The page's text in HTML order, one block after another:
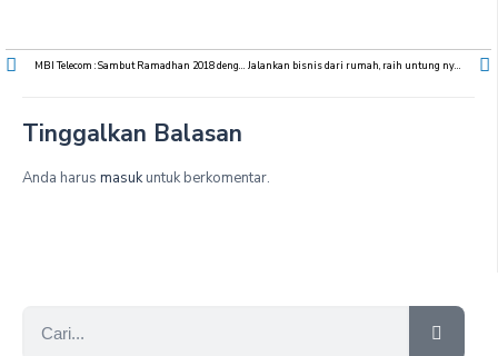
MBI Telecom : Sambut Ramadhan 2018 dengan Penuh Suka Cita Jalankan bisnis dari rumah, raih untung nyampe 5 juta
Tinggalkan Balasan
Anda harus masukuntuk berkomentar.